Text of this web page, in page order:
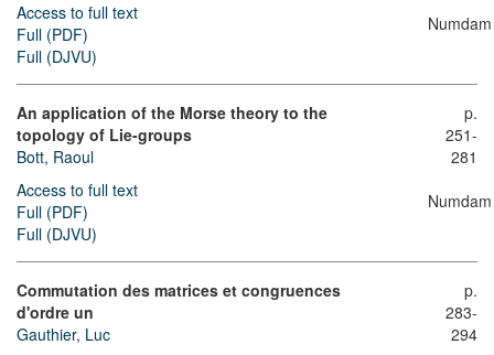
Access to full text
Full (PDF)
Full (DJVU)
Numdam
An application of the Morse theory to the
topology of Lie-groups
Bott, Raoul
Access to full text
Full (PDF)
Full (DJVU)
p.
251-
281
Numdam
Commutation des matrices et congruences
d'ordre un
Gauthier, Luc
p.
283-
294